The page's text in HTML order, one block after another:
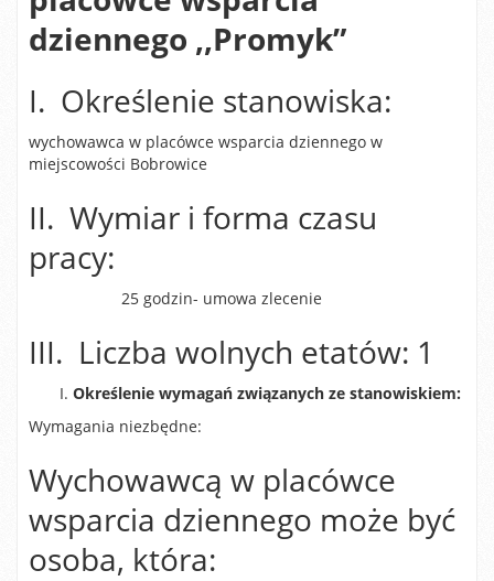
dziennego ,,Promyk”
I. Określenie stanowiska:
wychowawca w placówce wsparcia dziennego w
miejscowości Bobrowice
II. Wymiar i forma czasu
pracy:
25 godzin- umowa zlecenie
III. Liczba wolnych etatów: 1
Określenie wymagań związanych ze stanowiskiem:
Wymagania niezbędne:
Wychowawcą w placówce
wsparcia dziennego może być
osoba, która: